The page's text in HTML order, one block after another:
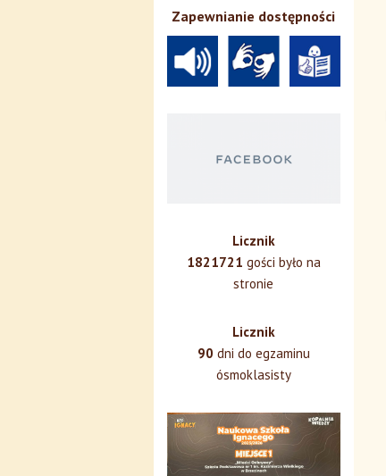
Zapewnianie dostępności
Licznik
1821721 gości było na
stronie
Licznik
90 dni do egzaminu
ósmoklasisty